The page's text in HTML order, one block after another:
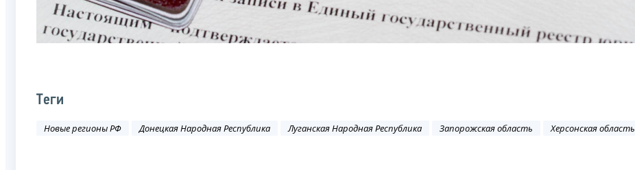
Теги
Новые регионы РФ Донецкая Народная Республика Луганская Народная Республика Запорожская область Херсонская область